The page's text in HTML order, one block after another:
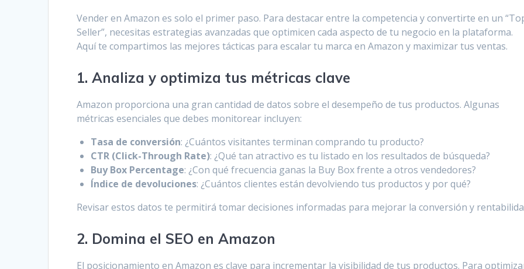
Vender en Amazon es solo el primer paso. Para destacar entre la competencia y convertirte en un
Seller”, necesitas estrategias avanzadas que optimicen cada aspecto de tu negocio en la plataforma.
Aquí te compartimos las mejores tácticas para escalar tu marca en Amazon y maximizar tus ventas.
1. Analiza y optimiza tus métricas clave
Amazon proporciona una gran cantidad de datos sobre el desempeño de tus productos. Algunas
métricas esenciales que debes monitorear incluyen:
Tasa de conversión: ¿Cuántos visitantes terminan comprando tu producto?
CTR (Click-Through Rate): ¿Qué tan atractivo es tu listado en los resultados de búsqueda?
Buy Box Percentage: ¿Con qué frecuencia ganas la Buy Box frente a otros vendedores?
Índice de devoluciones: ¿Cuántos clientes están devolviendo tus productos y por qué?
Revisar estos datos te permitirá tomar decisiones informadas para mejorar la conversión y
2. Domina el SEO en Amazon
El posicionamiento en Amazon es clave para incrementar la visibilidad de tus productos. Para